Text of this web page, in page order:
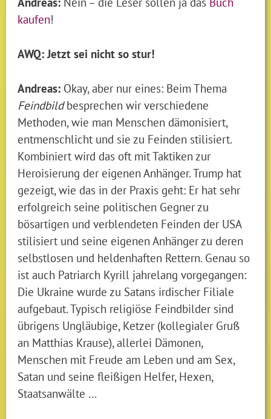
kaufen!
AWQ: Jetzt sei nicht so stur!
Andreas: Okay, aber nur eines: Beim Thema
Feindbildbesprechen wir verschiedene
Methoden, wie man Menschen dämonisiert,
entmenschlicht und sie zu Feinden stilisiert.
Kombiniert wird das oft mit Taktiken zur
Heroisierung der eigenen Anhänger. Trump hat
gezeigt, wie das in der Praxis geht: Er hat sehr
erfolgreich seine politischen Gegner zu
bösartigen und verblendeten Feinden der USA
stilisiert und seine eigenen Anhänger zu deren
selbstlosen und heldenhaften Rettern. Genau so
ist auch Patriarch Kyrill jahrelang vorgegangen:
Die Ukraine wurde zu Satans irdischer Filiale
aufgebaut. Typisch religiöse Feindbilder sind
übrigens Ungläubige, Ketzer (kollegialer Gruß
an Matthias Krause), allerlei Dämonen,
Menschen mit Freude am Leben und am Sex,
Satan und seine fleißigen Helfer, Hexen,
Staatsanwälte …